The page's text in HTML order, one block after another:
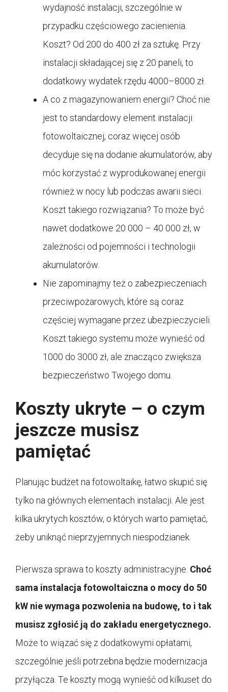
wydajność instalacji, szczególnie w
przypadku częściowego zacienienia.
Koszt? Od 200 do 400 zł za sztukę. Przy
instalacji składającej się z 20 paneli, to
dodatkowy wydatek rzędu 4000–8000 zł.
A co z magazynowaniem energii? Choć nie
jest to standardowy element instalacji
fotowoltaicznej, coraz więcej osób
decyduje się na dodanie akumulatorów, aby
móc korzystać z wyprodukowanej energii
również w nocy lub podczas awarii sieci.
Koszt takiego rozwiązania? To może być
nawet dodatkowe 20 000 – 40 000 zł, w
zależności od pojemności i technologii
akumulatorów.
Nie zapominajmy też o zabezpieczeniach
przeciwpożarowych, które są coraz
częściej wymagane przez ubezpieczycieli.
Koszt takiego systemu może wynieść od
1000 do 3000 zł, ale znacząco zwiększa
bezpieczeństwo Twojego domu.
Koszty ukryte – o czym
jeszcze musisz
pamiętać
Planując budżet na fotowoltaikę, łatwo skupić się
tylko na głównych elementach instalacji. Ale jest
kilka ukrytych kosztów, o których warto pamiętać,
żeby uniknąć nieprzyjemnych niespodzianek.
Pierwsza sprawa to koszty administracyjne. Choć
sama instalacja fotowoltaiczna o mocy do 50
kW nie wymaga pozwolenia na budowę, to i tak
musisz zgłosić ją do zakładu energetycznego.
Może to wiązać się z dodatkowymi opłatami,
szczególnie jeśli potrzebna będzie modernizacja
przyłącza. Te koszty mogą wynieść od kilkuset do